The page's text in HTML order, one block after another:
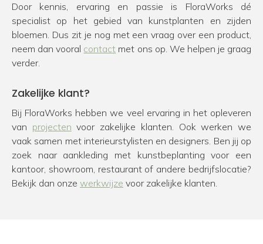
Door kennis, ervaring en passie is FloraWorks dé
specialist op het gebied van kunstplanten en zijden
bloemen. Dus zit je nog met een vraag over een product,
neem dan vooral contact met ons op. We helpen je graag
verder.
Zakelijke klant?
Bij FloraWorks hebben we veel ervaring in het opleveren
van projecten voor zakelijke klanten. Ook werken we
vaak samen met interieurstylisten en designers. Ben jij op
zoek naar aankleding met kunstbeplanting voor een
kantoor, showroom, restaurant of andere bedrijfslocatie?
Bekijk dan onze werkwijze voor zakelijke klanten.